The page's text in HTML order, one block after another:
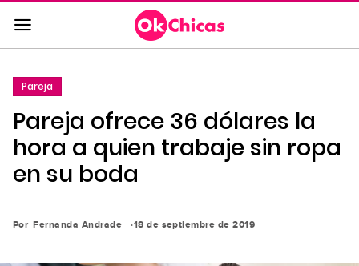
Saltar
al
contenido
a
la
navegación
principal
Pareja
Pareja ofrece 36 dólares la
hora a quien trabaje sin ropa
en su boda
Por Fernanda Andrade 18 de septiembre de 2019